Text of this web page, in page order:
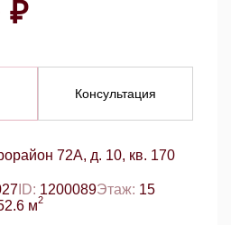
₽
Консультация
72А, д. 10, кв. 170
ID: 1200089Этаж: 15
м2